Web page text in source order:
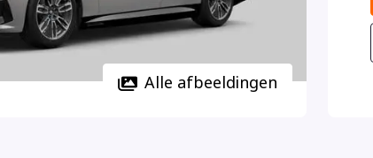
Alle afbeeldingen